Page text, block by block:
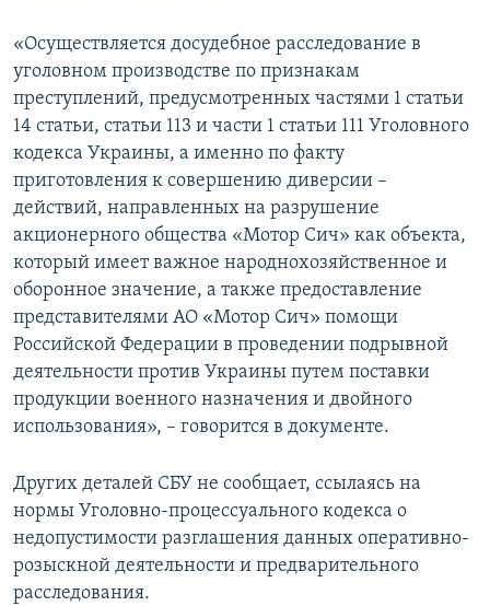
«Осуществляется досудебное расследование в
уголовном производстве по признакам
преступлений, предусмотренных частями 1 статьи
14 статьи, статьи 113 и части 1 статьи 111 Уголовного
кодекса Украины, а именно по факту
приготовления к совершению диверсии –
действий, направленных на разрушение
акционерного общества «Мотор Сич» как объекта,
который имеет важное народнохозяйственное и
оборонное значение, а также предоставление
представителями АО «Мотор Сич» помощи
Российской Федерации в проведении подрывной
деятельности против Украины путем поставки
продукции военного назначения и двойного
использования», – говорится в документе.
Других деталей СБУ не сообщает, ссылаясь на
нормы Уголовно-процессуального кодекса о
недопустимости разглашения данных оперативно-
розыскной деятельности и предварительного
расследования.